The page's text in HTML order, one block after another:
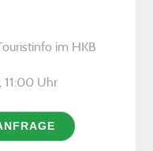
im HKB
­11:00 Uhr